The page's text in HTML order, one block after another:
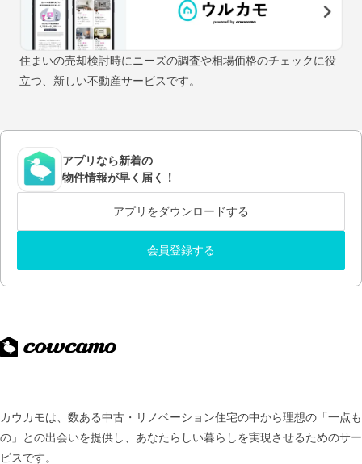
住まいの売却検討時にニーズの調査や相場価格のチェックに役
立つ、新しい不動産サービスです。
アプリなら新着の
物件情報が早く届く！
アプリをダウンロードする
会員登録する
カウカモは、数ある中古・リノベーション住宅の中から理想の「一点も
の」との出会いを提供し、 あなたらしい暮らしを実現させるためのサー
ビスです。